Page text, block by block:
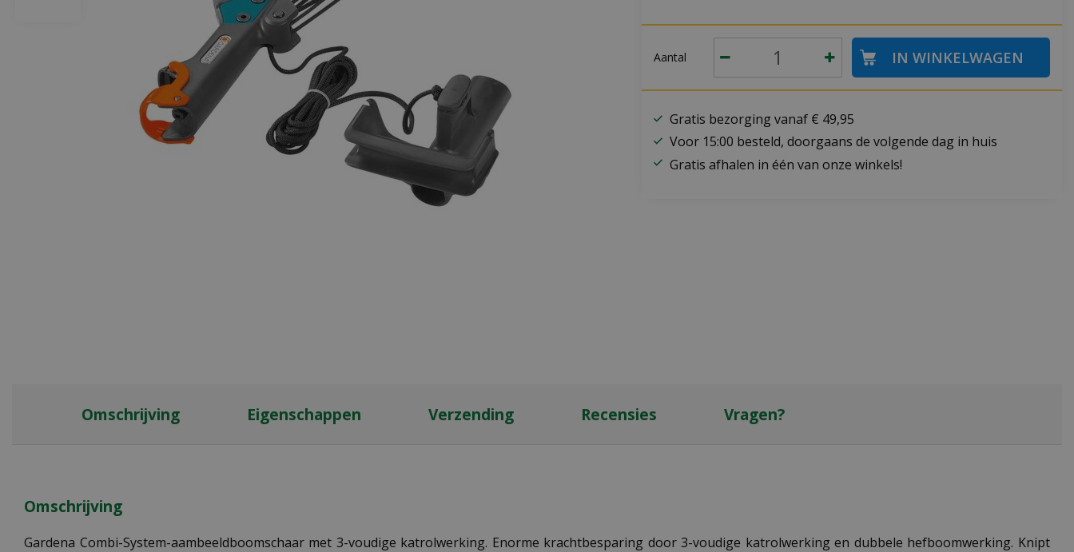
Aantal
Gratis bezorging vanaf € 49,95
Voor 15:00 besteld, doorgaans de volgende dag in huis
Gratis afhalen in één van onze winkels!
Omschrijving Eigenschappen Verzending Recensies Vragen?
Omschrijving
Gardena Combi-System-aambeeldboomschaar met 3-voudige katrolwerking. Enorme krachtbesparing door 3-voudige katrolwerking en dubbele hefboomwerking. Knipt